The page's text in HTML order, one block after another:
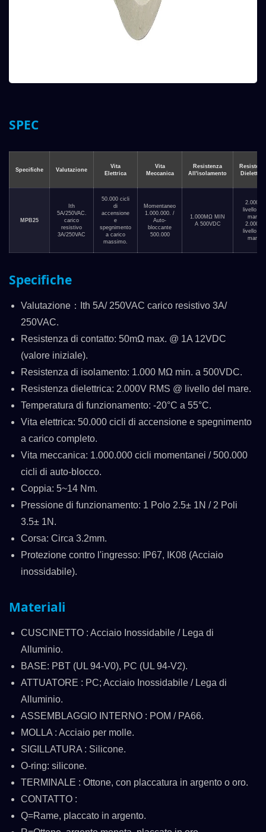
SPEC
Specifiche Valutazione
Vita
Elettrica
Vita
Meccanica
Resistenza
All'isolamento
MPB25
Ith
5A/250VAC.
carico
resistivo
3A/250VAC
50.000 cicli
di
accensione
e
spegnimento
a carico
massimo.
Momentaneo
1.000.000. /
Auto-
bloccante
500.000
1.000MΩ MIN
A 500VDC
2.000V
livello del
mare
2.000V
livello del
mare
Specifiche
Valutazione：Ith 5A/ 250VAC carico resistivo 3A/
250VAC.
Resistenza di contatto: 50mΩ max. @ 1A 12VDC
(valore iniziale).
Resistenza di isolamento: 1.000 MΩ min. a 500VDC.
Resistenza dielettrica: 2.000V RMS @ livello del mare.
Temperatura di funzionamento: -20°C a 55°C.
Vita elettrica: 50.000 cicli di accensione e spegnimento
a carico completo.
Vita meccanica: 1.000.000 cicli momentanei / 500.000
cicli di auto-blocco.
Coppia: 5~14 Nm.
Pressione di funzionamento: 1 Polo 2.5± 1N / 2 Poli
3.5± 1N.
Corsa: Circa 3.2mm.
Protezione contro l'ingresso: IP67, IK08 (Acciaio
inossidabile).
Materiali
CUSCINETTO : Acciaio Inossidabile / Lega di
Alluminio.
BASE: PBT (UL 94-V0), PC (UL 94-V2).
ATTUATORE : PC; Acciaio Inossidabile / Lega di
Alluminio.
ASSEMBLAGGIO INTERNO : POM / PA66.
MOLLA : Acciaio per molle.
SIGILLATURA : Silicone.
O-ring: silicone.
TERMINALE : Ottone, con placcatura in argento o oro.
CONTATTO :
Q=Rame, placcato in argento.